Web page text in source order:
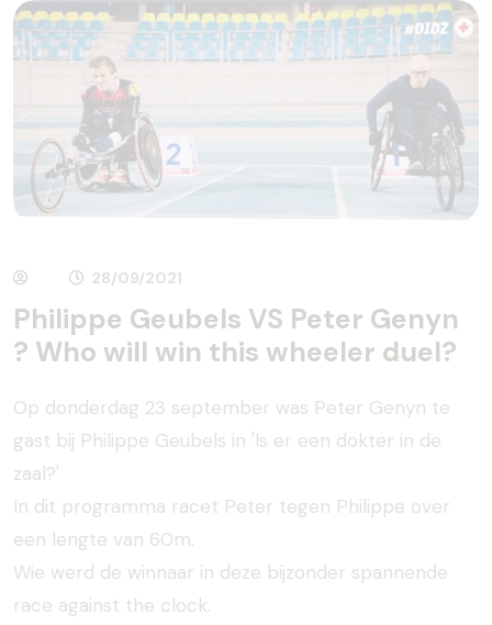
28/09/2021
Philippe Geubels VS Peter Genyn
? Who will win this wheeler duel?
Op donderdag 23 september was Peter Genyn te
gast bij Philippe Geubels in 'Is er een dokter in de
zaal?'
In dit programma racet Peter tegen Philippe over
een lengte van 60m.
Wie werd de winnaar in deze bijzonder spannende
race against the clock.